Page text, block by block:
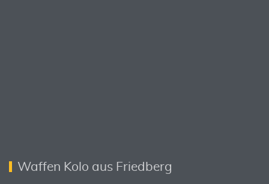
Waffen Kolo aus Friedberg